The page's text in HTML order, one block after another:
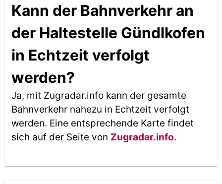
Kann der Bahnverkehr an
der Haltestelle Gündlkofen
in Echtzeit verfolgt
werden?
Ja, mit Zugradar.info kann der gesamte
Bahnverkehr nahezu in Echtzeit verfolgt
werden. Eine entsprechende Karte findet
sich auf der Seite von Zugradar.info.